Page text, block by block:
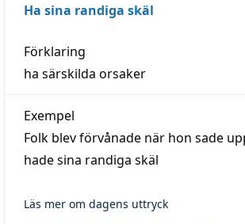
Ha sina randiga skäl
Förklaring
ha särskilda orsaker
Exempel
Folk blev förvånade när hon sade
hade sina randiga skäl
Läs mer om dagens uttryck